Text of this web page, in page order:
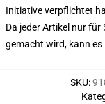
Initiative verpflichtet
Da jeder Artikel nur
gemacht wird, kann
SKU: